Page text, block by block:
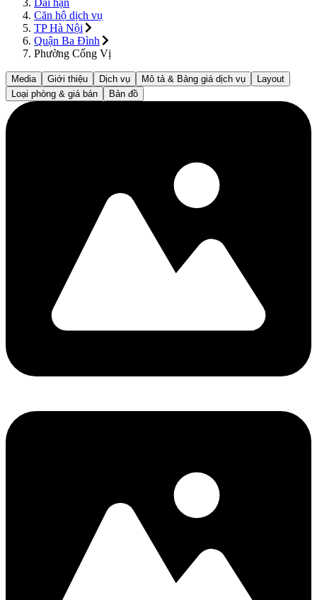
Dài hạn
Căn hộ dịch vụ
TP Hà Nội
Quận Ba Đình
Phường Cống Vị
Media Giới thiệu Dịch vụ Mô tả & Bảng giá dịch vụ
Layout
Loại phòng & giá bán
Bản đồ